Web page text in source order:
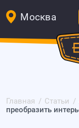
Москва
Главная Статьи
преобразить